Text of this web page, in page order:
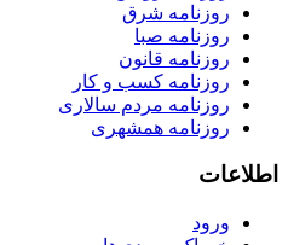
روزنامه شرق
روزنامه صبا
روزنامه قانون
روزنامه كسب و كار
روزنامه مردم سالاری
روزنامه همشهری
اطلاعات
ورود